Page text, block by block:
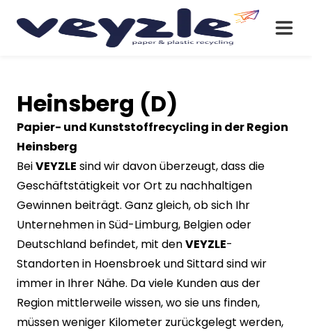
Heinsberg (D)
Papier- und Kunststoffrecycling in der Region
Heinsberg
BeiVEYZLE sind wir davon überzeugt, dass die
Geschäftstätigkeit vor Ort zu nachhaltigen
Gewinnen beiträgt. Ganz gleich, ob sich Ihr
Unternehmen in Süd-Limburg, Belgien oder
Deutschland befindet, mit denVEYZLE-
Standorten in Hoensbroek und Sittard sind wir
immer in Ihrer Nähe. Da viele Kunden aus der
Region mittlerweile wissen, wo sie uns finden,
müssen weniger Kilometer zurückgelegt werden,